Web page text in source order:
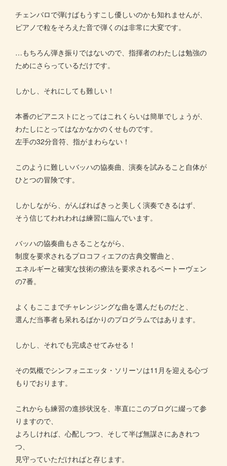
チェンバロで弾けばもうすこし優しいのかも知れませんが、
ピアノで粒をそろえた音で弾くのは非常に大変です。
…もちろん弾き振りではないので、指揮者のわたしは勉強の
ためにさらっているだけです。
しかし、それにしても難しい！
本番のピアニストにとってはこれくらいは簡単でしょうが、
わたしにとってはなかなかのくせものです。
左手の32分音符、指がまわらない！
このように難しいバッハの協奏曲、演奏を試みること自体が
ひとつの冒険です。
しかしながら、がんばればきっと美しく演奏できるはず、
そう信じてわれわれは練習に臨んでいます。
バッハの協奏曲もさることながら、
制度を要求されるプロコフィエフの古典交響曲と、
エネルギーと確実な技術の療法を要求されるベートーヴェン
の7番。
よくもここまでチャレンジングな曲を選んだものだと、
選んだ当事者も呆れるばかりのプログラムではあります。
しかし、それでも完成させてみせる！
その気概でシンフォニエッタ・ソリーソは11月を迎える心づ
もりでおります。
これからも練習の進捗状況を、率直にこのブログに綴って参
りますので、
よろしければ、心配しつつ、そして半ば無謀さにあきれつ
つ、
見守っていただければと存じます。